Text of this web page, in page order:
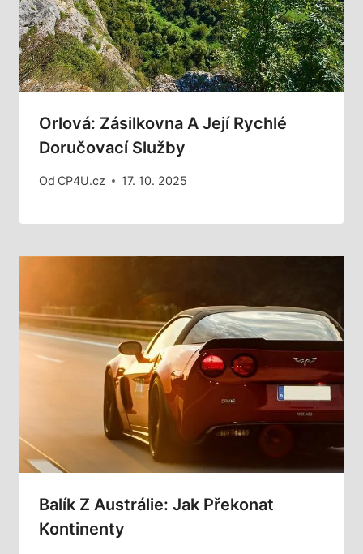
Orlová: Zásilkovna A Její Rychlé
Doručovací Služby
Od CP4U.cz 17. 10. 2025
Balík Z Austrálie: Jak Překonat
Kontinenty